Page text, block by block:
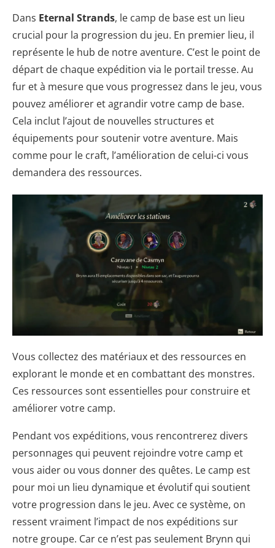
Dans Eternal Strands, le camp de base est un lieu
crucial pour la progression du jeu. En premier lieu, il
représente le hub de notre aventure. C’est le point de
départ de chaque expédition via le portail tresse. Au
fur et à mesure que vous progressez dans le jeu, vous
pouvez améliorer et agrandir votre camp de base.
Cela inclut l’ajout de nouvelles structures et
équipements pour soutenir votre aventure. Mais
comme pour le craft, l’amélioration de celui-ci vous
demandera des ressources.
Vous collectez des matériaux et des ressources en
explorant le monde et en combattant des monstres.
Ces ressources sont essentielles pour construire et
améliorer votre camp.
Pendant vos expéditions, vous rencontrerez divers
personnages qui peuvent rejoindre votre camp et
vous aider ou vous donner des quêtes. Le camp est
pour moi un lieu dynamique et évolutif qui soutient
votre progression dans le jeu. Avec ce système, on
ressent vraiment l’impact de nos expéditions sur
notre groupe. Car ce n’est pas seulement Brynn qui